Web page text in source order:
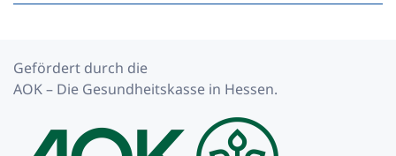
Gefördert durch die
AOK – Die Gesundheitskasse in Hessen.